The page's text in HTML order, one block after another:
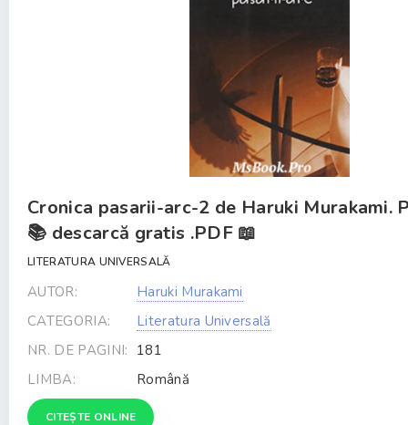
Cronica pasarii-arc-2 de Haruki Murakami.
📚 descarcă gratis .PDF 📖
LITERATURA UNIVERSALĂ
AUTOR:
Haruki Murakami
CATEGORIA:
Literatura Universală
NR. DE PAGINI: 181
LIMBA:
Română
CITEȘTE ONLINE